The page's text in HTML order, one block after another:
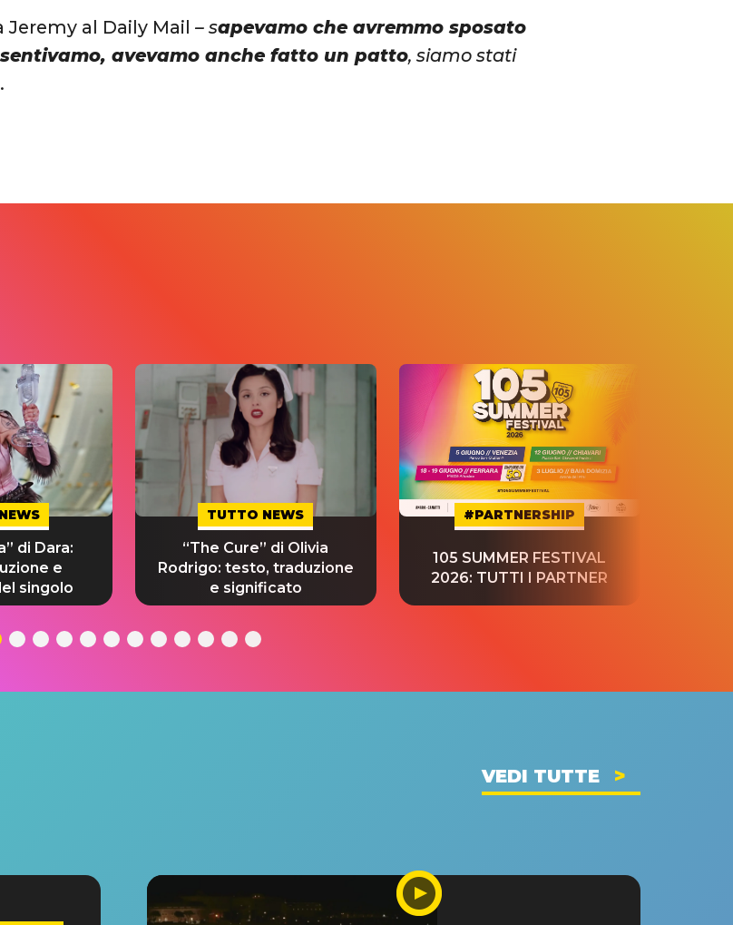
Jeremy al Daily Mail– sapevamo che avremmo sposato
avevamo anche fatto un patto, siamo stati
di Dara:
e
singolo
TUTTO NEWS
“The Cure” di Olivia
Rodrigo: testo, traduzione
e significato
#PARTNERSHIP
105 SUMMER FESTIVAL
2026: TUTTI I PARTNER
VEDI TUTTE